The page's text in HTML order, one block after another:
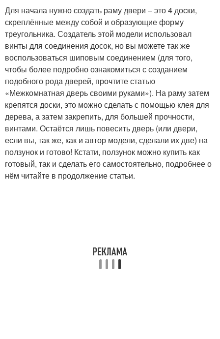
Для начала нужно создать раму двери – это 4 доски,
скреплённые между собой и образующие форму
треугольника. Создатель этой модели использовал
винты для соединения досок, но вы можете так же
воспользоваться шиповым соединением (для того,
чтобы более подробно ознакомиться с созданием
подобного рода дверей, прочтите статью
«Межкомнатная дверь своими руками»). На раму затем
крепятся доски, это можно сделать с помощью клея для
дерева, а затем закрепить, для большей прочности,
винтами. Остаётся лишь повесить дверь (или двери,
если вы, так же, как и автор модели, сделали их две) на
ползунок и готово! Кстати, ползунок можно купить как
готовый, так и сделать его самостоятельно, подробнее о
нём читайте в продолжение статьи.